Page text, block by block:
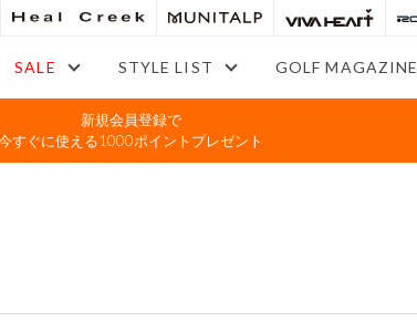
SALE STYLE LIST GOLF MAGAZINE
新規会員登録で
すぐに使える1000ポイントプレゼント